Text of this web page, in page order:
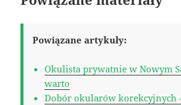
Powiązane artykuły:
Okulista prywatnie w Nowym
warto
Dobór okularów korekcyjnych